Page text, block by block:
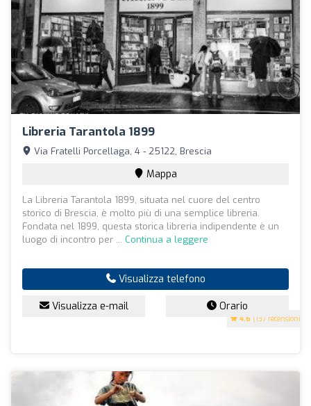
Libreria Tarantola 1899
4.6 (137 recensioni)
Via Fratelli Porcellaga, 4 - 25122, Brescia
Mappa
La Libreria Tarantola 1899, situata nel cuore del centro
storico di Brescia, è molto più di una semplice libreria.
Fondata nel 1899, questa storica libreria indipendente è un
luogo di incontro per ... Continua a leggere
Visualizza telefono
Visualizza e-mail Orario